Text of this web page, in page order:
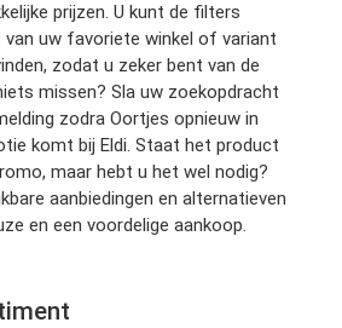
prijzen. U kunt de filters
uw favoriete winkel of variant
zodat u zeker bent van de
missen? Sla uw zoekopdracht
zodra Oortjes opnieuw in
komt bij Eldi. Staat het product
maar hebt u het wel nodig?
aanbiedingen en alternatieven
en een voordelige aankoop.